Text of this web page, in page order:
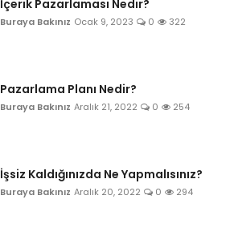
İçerik Pazarlaması Nedir?
Buraya Bakınız Ocak 9, 2023 0 322
Pazarlama Planı Nedir?
Buraya Bakınız Aralık 21, 2022 0 254
İşsiz Kaldığınızda Ne Yapmalısınız?
Buraya Bakınız Aralık 20, 2022 0 294